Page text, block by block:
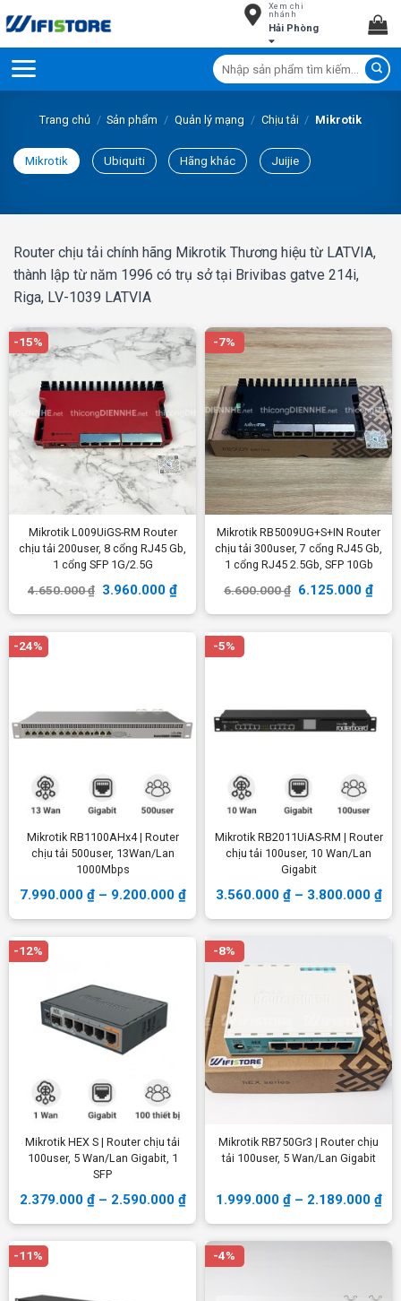
to
Xem chi
nhánh
Hải Phòng
Tìm
kiếm:
Trang chủ / Sản phẩm / Quản lý mạng / Chịu tải / Mikrotik
Mikrotik Ubiquiti Hãng khác Juijie
Router chịu tải chính hãng Mikrotik Thương hiệu từ LATVIA,
thành lập từ năm 1996 có trụ sở tại Brivibas gatve 214i,
Riga, LV-1039 LATVIA
-15%
Mikrotik L009UiGS-RM Router
chịu tải 200user, 8 cổng RJ45 Gb,
1 cổng SFP 1G/2.5G
4.650.000₫ 3.960.000₫
-7%
Mikrotik RB5009UG+S+IN Router
chịu tải 300user, 7 cổng RJ45 Gb,
1 cổng RJ45 2.5Gb, SFP 10Gb
6.600.000₫ 6.125.000₫
-24%
Mikrotik RB1100AHx4 | Router
chịu tải 500user, 13Wan/Lan
1000Mbps
7.990.000 ₫– 9.200.000 ₫
-5%
Mikrotik RB2011UiAS-RM | Router
chịu tải 100user, 10 Wan/Lan
Gigabit
3.560.000 ₫– 3.800.000 ₫
-12%
Mikrotik HEX S | Router chịu tải
100user, 5 Wan/Lan Gigabit, 1
SFP
2.379.000 ₫– 2.590.000 ₫
-8%
Mikrotik RB750Gr3 | Router chịu
tải 100user, 5 Wan/Lan Gigabit
1.999.000 ₫– 2.189.000 ₫
-11% -4%